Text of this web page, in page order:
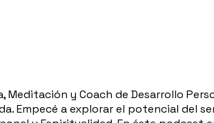
Meditación y Coach de Desarrollo
Empecé a explorar el potencial del